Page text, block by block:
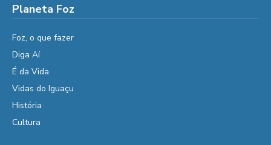
Planeta Foz
Foz, o que fazer
Diga Aí
É da Vida
Vidas do Iguaçu
História
Cultura